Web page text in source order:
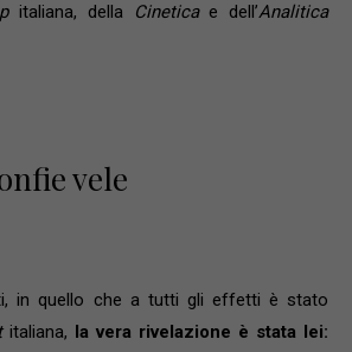
italiana, della Cineticae dell’Analitica
vele
in quello che a tutti gli effetti è stato
italiana,
la vera rivelazione è stata lei: